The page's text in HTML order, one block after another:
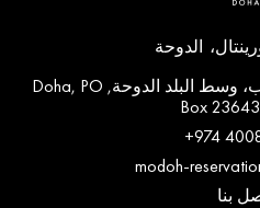
الدوحة
شارع براحة مشيرب، مشيرب، وسط البلد الدوحة, Doha, PO
Box
+974
modoh-
بنا